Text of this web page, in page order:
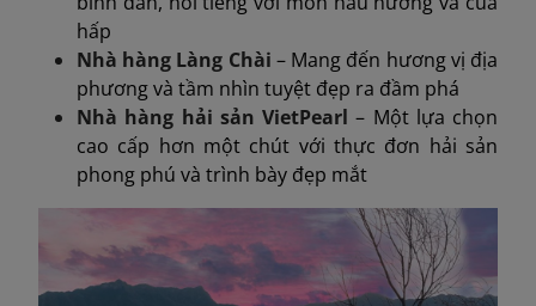
hấp
Nhà hàng Làng Chài – Mang đến hương vị địa
phương và tầm nhìn tuyệt đẹp ra đầm phá
Nhà hàng hải sản VietPearl– Một lựa chọn
cao cấp hơn một chút với thực đơn hải sản
phong phú và trình bày đẹp mắt